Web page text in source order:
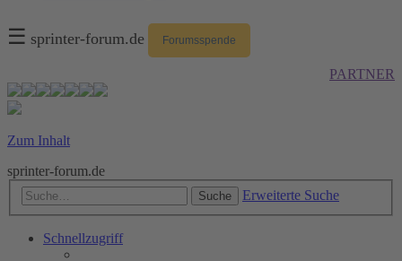
☰ sprinter-forum.de Forumsspende
PARTNER
Zum Inhalt
sprinter-forum.de
Suche Erweiterte Suche
Schnellzugriff